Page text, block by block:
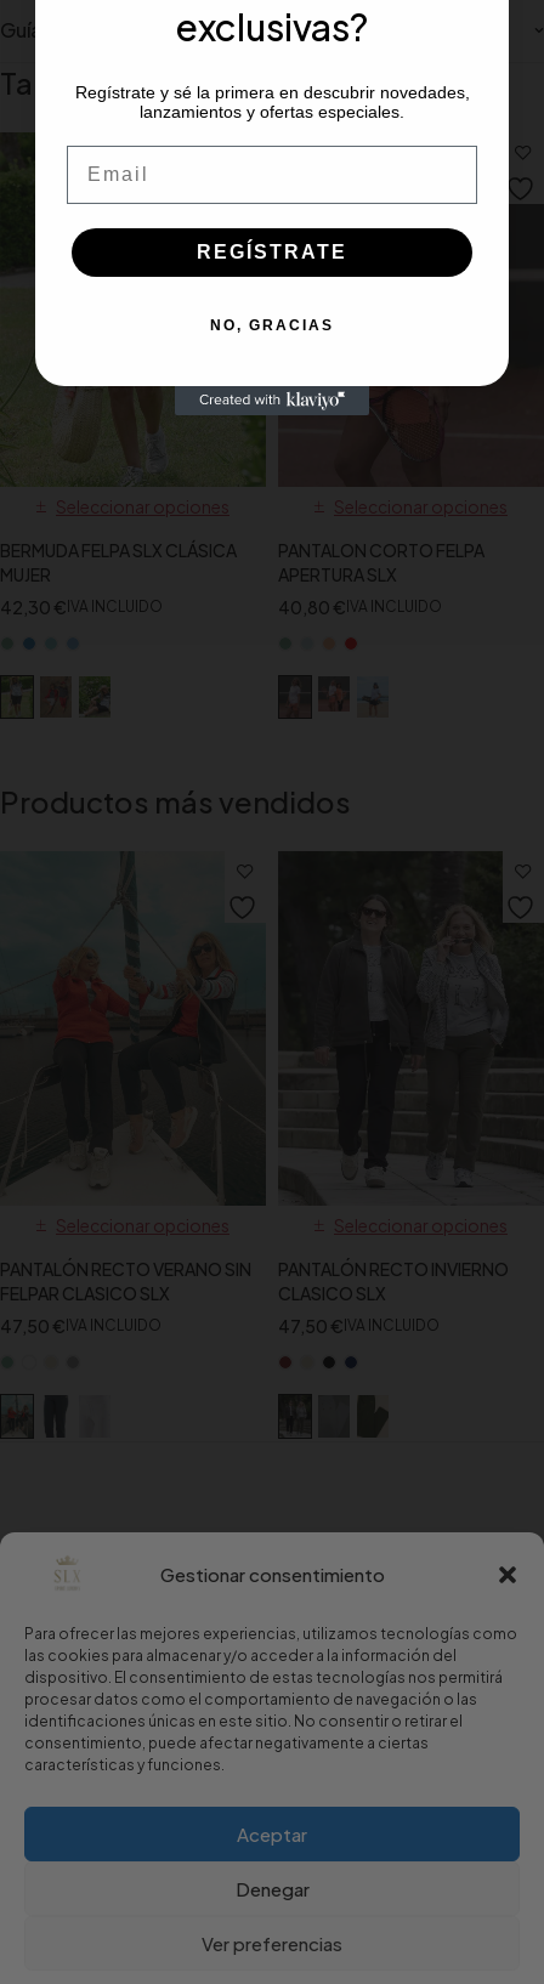
Gestionar consentimiento
Para ofrecer las mejores experiencias, utilizamos tecnologías como
las cookies para almacenar y/o acceder a la información del
dispositivo. El consentimiento de estas tecnologías nos permitirá
procesar datos como el comportamiento de navegación o las
identificaciones únicas en este sitio. No consentir o retirar el
consentimiento, puede afectar negativamente a ciertas
características y funciones.
Aceptar
Denegar
Ver preferencias
Guía de tallas
También te recomendamos…
Seleccionar opciones
BERMUDA FELPA SLX CLÁSICA
MUJER
42,30 € IVA INCLUIDO
Seleccionar opciones
PANTALON CORTO FELPA
APERTURA SLX
40,80 € IVA INCLUIDO
Productos más vendidos
Seleccionar opciones
PANTALÓN RECTO VERANO SIN
FELPAR CLASICO SLX
47,50 € IVA INCLUIDO
Seleccionar opciones
PANTALÓN RECTO INVIERNO
CLASICO SLX
47,50 € IVA INCLUIDO
Política de Privacidad
exclusivas?
Regístrate y sé la primera en descubrir novedades,
lanzamientos y ofertas especiales.
REGÍSTRATE
NO, GRACIAS